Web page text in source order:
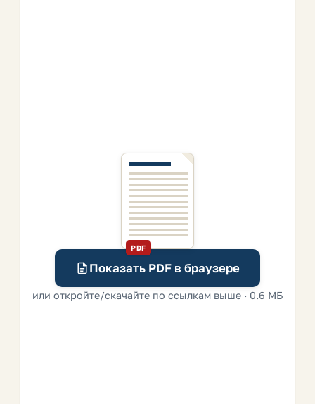
PDF
Показать PDF в браузере
или откройте/скачайте по ссылкам выше · 0.6 МБ